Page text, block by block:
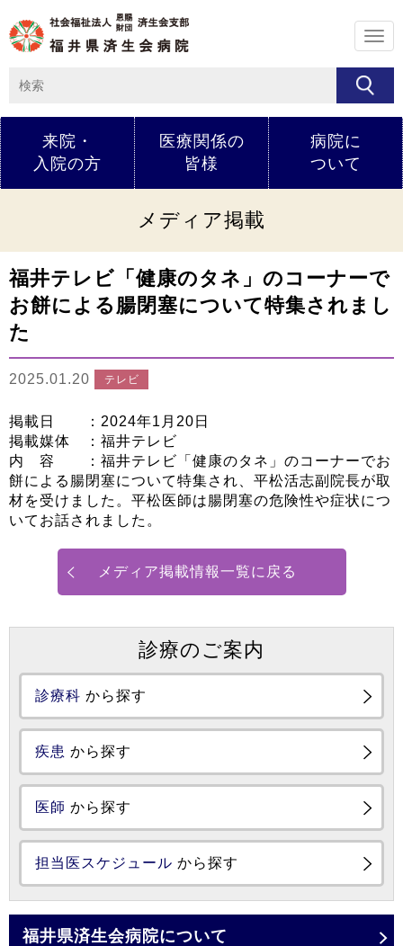
メ
ニ
ュ
来院・
入院の方
医療関係の
皆様
病院に
ついて
メディア掲載
福井テレビ「健康のタネ」のコーナーで
お餅による腸閉塞について特集されまし
た
2025.01.20 テレビ
掲載日 ：2024年1月20日
掲載媒体 ：福井テレビ
内 容 ：福井テレビ「健康のタネ」のコーナーでお
餅による腸閉塞について特集され、平松活志副院長が取
材を受けました。平松医師は腸閉塞の危険性や症状につ
いてお話されました。
メディア掲載情報一覧に戻る
診療のご案内
診療科 から探す
疾患 から探す
医師 から探す
担当医スケジュール から探す
福井県済生会病院について